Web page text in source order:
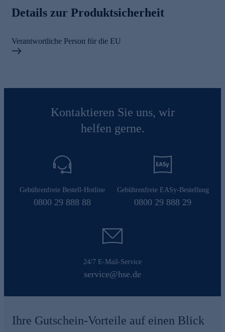
Details zur Produktsicherheit
Verantwortliche Person für die EU
Kontaktieren Sie uns, wir
helfen gerne.
Gebührenfreie Bestell-Hotline
0800 29 888 88
Gebührenfreie EASy-Bestellung
0800 29 888 29
24/7 E-Mail-Service
service@hse.de
Ihre Gutschein-Vorteile auf einen Blick